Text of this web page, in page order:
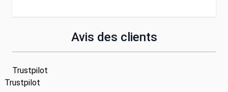
Avis des clients
Trustpilot
Trustpilot